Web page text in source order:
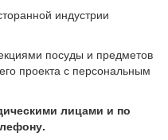
индустрии
посуды и предметов
проекта с персональным
лицами и по